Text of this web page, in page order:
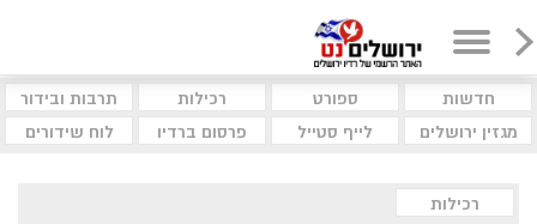
חדשות ספורט רכילות
תרבות ובידור
מגזין ירושלים
לייף סטייל פרסום ברדיו לוח שידורים
רכילות